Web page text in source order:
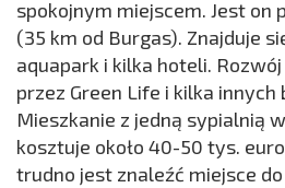
spokojnym miejscem. Jest on
(35 km od Burgas). Znajduje
aquapark i kilka hoteli.
przez Green Life i kilka innych
Mieszkanie z jedną sypialnią
kosztuje około 40-50 tys.
trudno jest znaleźć miejsce